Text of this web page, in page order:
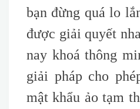
bạn đừng quá lo
được giải quyết
nay khoá thông
giải pháp cho
mật khẩu ảo tạm